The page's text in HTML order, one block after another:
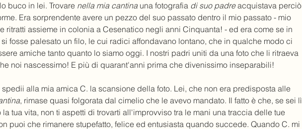
buco in lei. Trovare nella mia cantina una fotografia di suo padre acquistava perciò
Era sorprendente avere un pezzo del suo passato dentro il mio passato - mio
ritratti assieme in colonia a Cesenatico negli anni Cinquanta! - ed era come se in
fosse palesato un filo, le cui radici affondavano lontano, che in qualche modo ci
amiche tanto quanto lo siamo oggi. I nostri padri uniti da una foto che li ritraeva
noi nascessimo! E più di quarant'anni prima che divenissimo inseparabili!
alla mia amica C. la scansione della foto. Lei, che non era predisposta alle
, rimase quasi folgorata dal cimelio che le avevo mandato. Il fatto è che, se sei lì
tua vita, non ti aspetti di trovarti all'improvviso tra le mani una traccia delle tue
puoi che rimanere stupefatto, felice ed entusiasta quando succede. Quando C. mi